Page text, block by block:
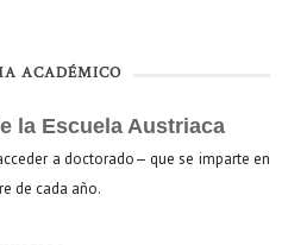
ACADÉMICO
la Escuela Austriaca
a doctorado— que se imparte en
de cada año.